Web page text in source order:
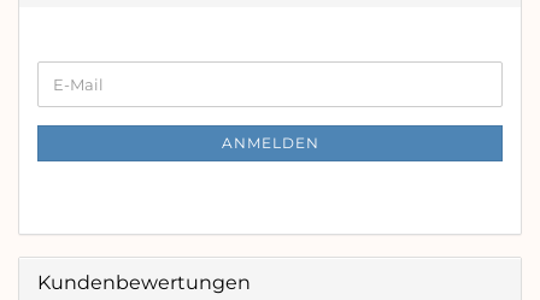
ZUR
E-
Mail
ANMELDEN
Kundenbewertungen